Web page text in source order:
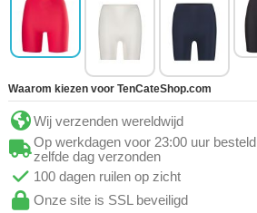
Waarom kiezen voor TenCateShop.com
Wij verzenden wereldwijd
Op werkdagen voor 23:00 uur besteld
zelfde dag verzonden
100 dagen ruilen op zicht
Onze site is SSL beveiligd